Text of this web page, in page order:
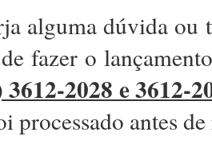
alguma dúvida
fazer o
3612-2028 e 3612-
processado antes